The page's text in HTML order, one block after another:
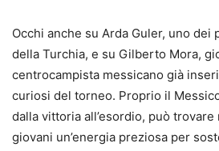
Occhi anche su Arda Guler, uno
della Turchia, e su Gilberto Mora,
centrocampista messicano già
curiosi del torneo. Proprio il
dalla vittoria all’esordio, può
giovani un’energia preziosa per